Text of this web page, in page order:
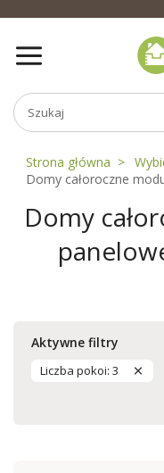
Strona główna
Domy całoroczne
Domy
Aktywne filtry
Liczba pokoi: 3